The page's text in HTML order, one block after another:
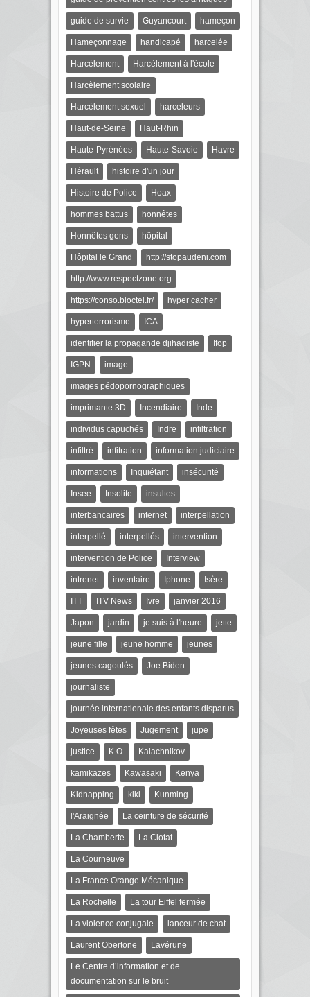
guide de survie Guyancourt hameçon
Hameçonnage handicapé harcelée
Harcèlement Harcèlement à l'école
Harcèlement scolaire
Harcèlement sexuel harceleurs
Haut-de-Seine Haut-Rhin
Haute-Pyrénées Haute-Savoie Havre
Hérault histoire d'un jour
Histoire de Police Hoax
hommes battus honnêtes
Honnêtes gens hôpital
Hôpital le Grand http://stopaudeni.com
http://www.respectzone.org
https://conso.bloctel.fr/ hyper cacher
hyperterrorisme ICA
identifier la propagande djihadiste Ifop
IGPN image
images pédopornographiques
imprimante 3D Incendiaire Inde
individus capuchés Indre infiltration
infiltré infitration information judiciaire
informations Inquiétant insécurité
Insee Insolite insultes
interbancaires internet interpellation
interpellé interpellés intervention
intervention de Police Interview
intrenet inventaire Iphone Isère
ITT ITV News Ivre janvier 2016
Japon jardin je suis à l'heure jette
jeune fille jeune homme jeunes
jeunes cagoulés Joe Biden
journaliste
journée internationale des enfants disparus
Joyeuses fêtes Jugement jupe
justice K.O. Kalachnikov
kamikazes Kawasaki Kenya
Kidnapping kiki Kunming
l'Araignée La ceinture de sécurité
La Chamberte La Ciotat
La Courneuve
La France Orange Mécanique
La Rochelle La tour Eiffel fermée
La violence conjugale lanceur de chat
Laurent Obertone Lavérune
Le Centre d’information et de
documentation sur le bruit